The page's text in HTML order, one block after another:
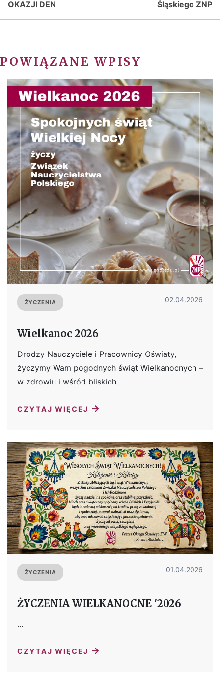
OKAZJI DEN
Śląskiego ZNP
POWIĄZANE WPISY
ŻYCZENIA 02.04.2026
Wielkanoc 2026
Drodzy Nauczyciele i Pracownicy Oświaty,
życzymy Wam pogodnych świąt Wielkanocnych –
w zdrowiu i wśród bliskich...
CZYTAJ WIĘCEJ →
ŻYCZENIA 01.04.2026
ŻYCZENIA WIELKANOCNE '2026
...
CZYTAJ WIĘCEJ →